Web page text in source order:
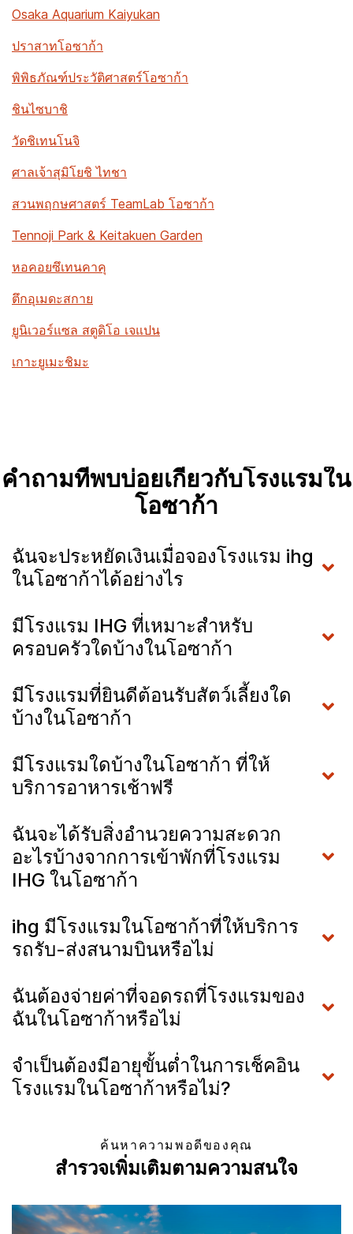
Osaka Aquarium Kaiyukan
ปราสาทโอซาก้า
พิพิธภัณฑ์ประวัติศาสตร์โอซาก้า
ชินไซบาชิ
วัดชิเทนโนจิ
ศาลเจ้าสุมิโยชิ ไทชา
สวนพฤกษศาสตร์ TeamLab โอซาก้า
Tennoji Park & Keitakuen Garden
หอคอยซึเทนคาคุ
ตึกอุเมดะสกาย
ยูนิเวอร์แซล สตูดิโอ เจแปน
เกาะยูเมะชิมะ
คำถามที่พบบ่อยเกี่ยวกับโรงแรมใน
โอซาก้า
ฉันจะประหยัดเงินเมื่อจองโรงแรม ihg
ในโอซาก้าได้อย่างไร
มีโรงแรม IHG ที่เหมาะสำหรับ
ครอบครัวใดบ้างในโอซาก้า
มีโรงแรมที่ยินดีต้อนรับสัตว์เลี้ยงใด
บ้างในโอซาก้า
มีโรงแรมใดบ้างในโอซาก้า ที่ให้
บริการอาหารเช้าฟรี
ฉันจะได้รับสิ่งอำนวยความสะดวก
อะไรบ้างจากการเข้าพักที่โรงแรม
IHG ในโอซาก้า
ihg มีโรงแรมในโอซาก้าที่ให้บริการ
รถรับ-ส่งสนามบินหรือไม่
ฉันต้องจ่ายค่าที่จอดรถที่โรงแรมของ
ฉันในโอซาก้าหรือไม่
จำเป็นต้องมีอายุขั้นต่ำในการเช็คอิน
โรงแรมในโอซาก้าหรือไม่?
ค้นหาความพอดีของคุณ
สำรวจเพิ่มเติมตามความสนใจ